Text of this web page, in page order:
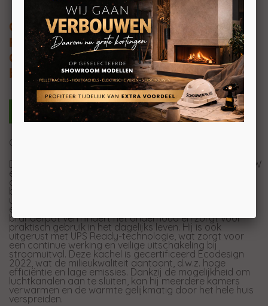
Cadel Spin Plus 9
Kanaliseerbare pelletkachel 8,5kW
Geïntegreerde concentrische
bovenaansluiting
Gekanaliseerd – Pellet Air Plus
De Spin Plus 9 pelletkachel, met een vermogen van 8,5 kW
en geavanceerde functies, is een ideale keuze voor wie
comfort en efficiëntie zoekt. De gietijzeren
bekleding geeft hem robuustheid en een elegante
uitstraling, terwijl het brede zicht op de vlam een warme
en uitnodigende sfeer creëert. De zelfreinigende
branderpot vermindert het onderhoud en zorgt voor
praktisch gebruik in het dagelijks leven. Hij is ook
uitgerust met UPS Ready-technologie, wat zorgt voor
een continue werking en veilige uitschakeling bij
stroomuitval. Deze kachel is gecertificeerd Ecodesign
2022, wat de milieukwaliteit aantoont, d.w.z. hoge
efficiëntie en lage emissies. Dankzij de mogelijkheid om
luchtkanalen aan te sluiten, kan hij meerdere kamers
verwarmen en de warmte gelijkmatig door het hele huis
verspreiden.